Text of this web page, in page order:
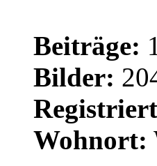
Beiträge:
Bilder:
Wohnort: